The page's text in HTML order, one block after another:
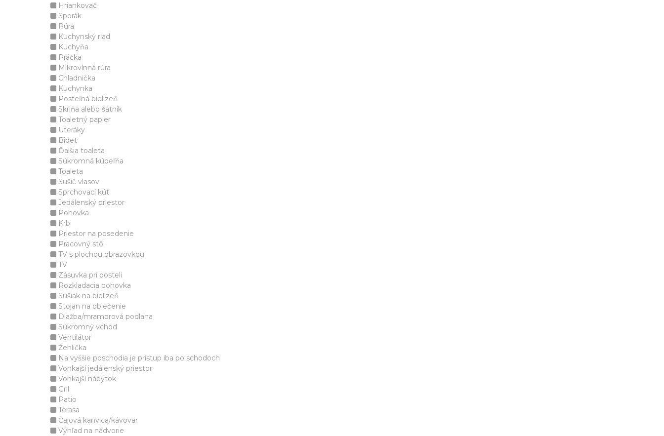
Hriankovač
Sporák
Rúra
Kuchynský riad
Kuchyňa
Práčka
Mikrovlnná rúra
Chladnička
Kuchynka
Posteľná bielizeň
Skriňa alebo šatník
Toaletný papier
Uteráky
Bidet
Ďalšia toaleta
Súkromná kúpeľňa
Toaleta
Sušič vlasov
Sprchovací kút
Jedálenský priestor
Pohovka
Krb
Priestor na posedenie
Pracovný stôl
TV s plochou obrazovkou
TV
Zásuvka pri posteli
Rozkladacia pohovka
Sušiak na bielizeň
Stojan na oblečenie
Dlažba/mramorová podlaha
Súkromný vchod
Ventilátor
Žehlička
Na vyššie poschodia je prístup iba po schodoch
Vonkajší jedálenský priestor
Vonkajší nábytok
Gril
Patio
Terasa
Čajová kanvica/kávovar
Výhľad na nádvorie